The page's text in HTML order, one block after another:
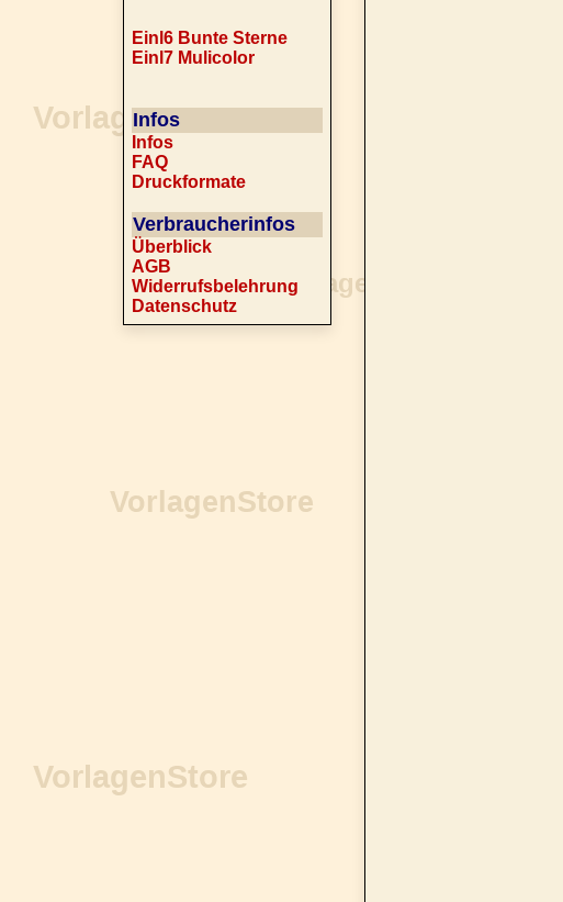
Einl6 Bunte Sterne
Einl7 Mulicolor
Infos
Infos
FAQ
Druckformate
Verbraucherinfos
Überblick
AGB
Widerrufsbelehrung
Datenschutz